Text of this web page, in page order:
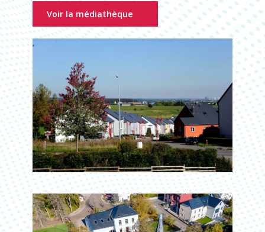
Voir la médiathèque